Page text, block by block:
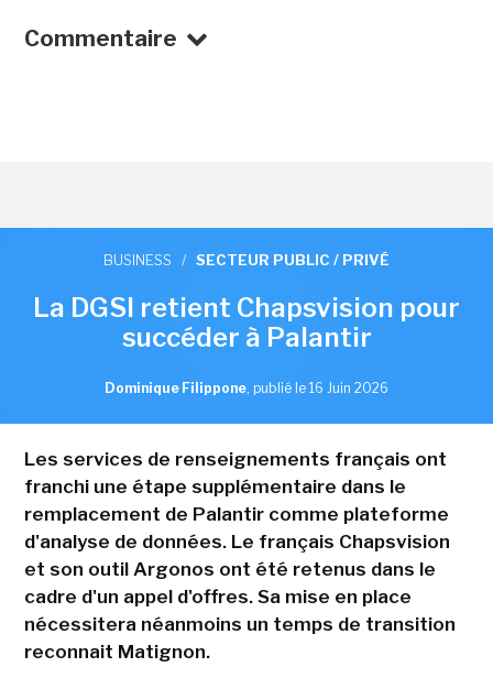
Commentaire
BUSINESS / SECTEUR PUBLIC / PRIVÉ
La DGSI retient Chapsvision pour
succéder à Palantir
Dominique Filippone, publié le 16 Juin 2026
Les services de renseignements français ont
franchi une étape supplémentaire dans le
remplacement de Palantir comme plateforme
d'analyse de données. Le français Chapsvision
et son outil Argonos ont été retenus dans le
cadre d'un appel d'offres. Sa mise en place
nécessitera néanmoins un temps de transition
reconnait Matignon.